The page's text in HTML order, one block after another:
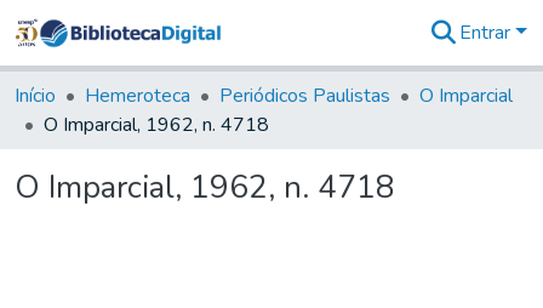
&
Coleções
Tudo na
Digital
Entrar
Início Hemeroteca Periódicos Paulistas
O Imparcial
O Imparcial, 1962, n. 4718
O Imparcial, 1962, n. 4718